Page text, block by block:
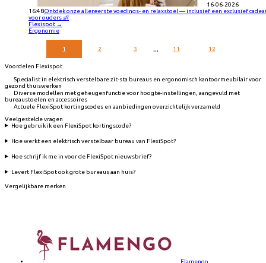
16-06-2026
16:48Ontdek onze allereerste voedings- en relaxstoel — inclusief een exclusief
voor ouders 👶
Flexispot →
Ergonomie
1 2 3 ... 11 12
Voordelen Flexispot
Specialist in elektrisch verstelbare zit-sta bureaus en ergonomisch kantoormeubilair voor
gezond thuiswerken
Diverse modellen met geheugenfunctie voor hoogte-instellingen, aangevuld met
bureaustoelen en accessoires
Actuele FlexiSpot kortingscodes en aanbiedingen overzichtelijk verzameld
Veelgestelde vragen
Hoe gebruik ik een FlexiSpot kortingscode?
Hoe werkt een elektrisch verstelbaar bureau van FlexiSpot?
Hoe schrijf ik me in voor de FlexiSpot nieuwsbrief?
Levert FlexiSpot ook grote bureaus aan huis?
Vergelijkbare merken
Flamengo